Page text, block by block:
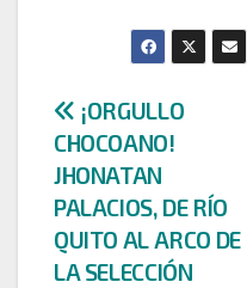
Navegación
de
entradas
¡ORGULLO
CHOCOANO!
JHONATAN
PALACIOS, DE RÍO
QUITO AL ARCO DE
LA SELECCIÓN